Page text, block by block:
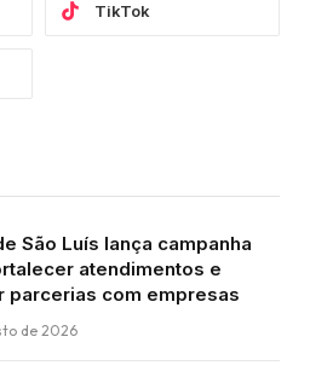
TikTok
São Luís lança campanha
atendimentos e
parcerias com empresas
de 2026